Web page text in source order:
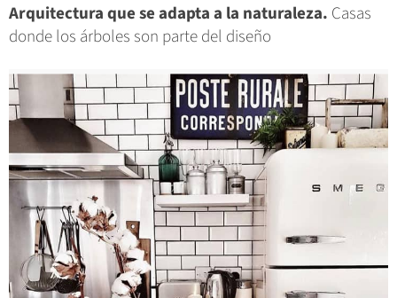
Arquitectura que se adapta a la naturaleza. Casas
donde los árboles son parte del diseño